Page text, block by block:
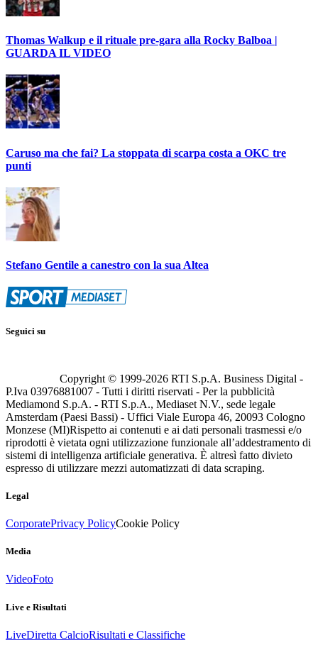
Thomas Walkup e il rituale pre-gara alla Rocky Balboa |
GUARDA IL VIDEO
Caruso ma che fai? La stoppata di scarpa costa a OKC tre
punti
Stefano Gentile a canestro con la sua Altea
Seguici su
Copyright © 1999-2026 RTI S.p.A. Business Digital -
P.Iva 03976881007 - Tutti i diritti riservati - Per la pubblicità
Mediamond S.p.A. - RTI S.p.A., Mediaset N.V., sede legale
Amsterdam (Paesi Bassi) - Uffici Viale Europa 46, 20093 Cologno
Monzese (MI)Rispetto ai contenuti e ai dati personali trasmessi e/o
riprodotti è vietata ogni utilizzazione funzionale all’addestramento di
sistemi di intelligenza artificiale generativa. È altresì fatto divieto
espresso di utilizzare mezzi automatizzati di data scraping.
Legal
CorporatePrivacy PolicyCookie Policy
Media
VideoFoto
Live e Risultati
LiveDiretta CalcioRisultati e Classifiche